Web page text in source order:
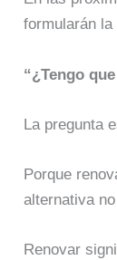
formularán la
“¿Tengo
La pregunta
Porque
alternativa
Renovar